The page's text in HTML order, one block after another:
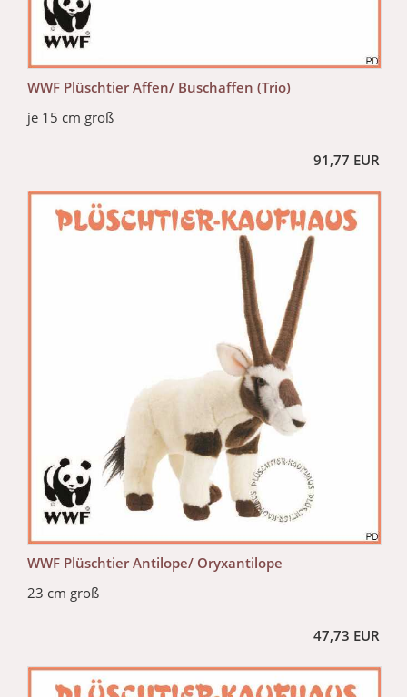
WWF Plüschtier Affen/ Buschaffen (Trio)
je 15 cm groß
91,77 EUR
WWF Plüschtier Antilope/ Oryxantilope
23 cm groß
47,73 EUR